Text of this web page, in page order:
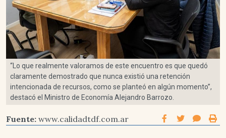
“Lo que realmente valoramos de este encuentro es que quedó
claramente demostrado que nunca existió una retención
intencionada de recursos, como se planteó en algún momento”,
destacó el Ministro de Economía Alejandro Barrozo.
Fuente: www.calidadtdf.com.ar